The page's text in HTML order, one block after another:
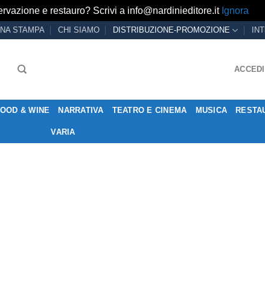
e restauro? Scrivi a info@nardinieditore.it Ignora
STAMPA CHI SIAMO DISTRIBUZIONE-PROMOZIONE
ACCEDI
& WINE NARRATIVA TEATRO E CINEMA MUSICA
VARIA